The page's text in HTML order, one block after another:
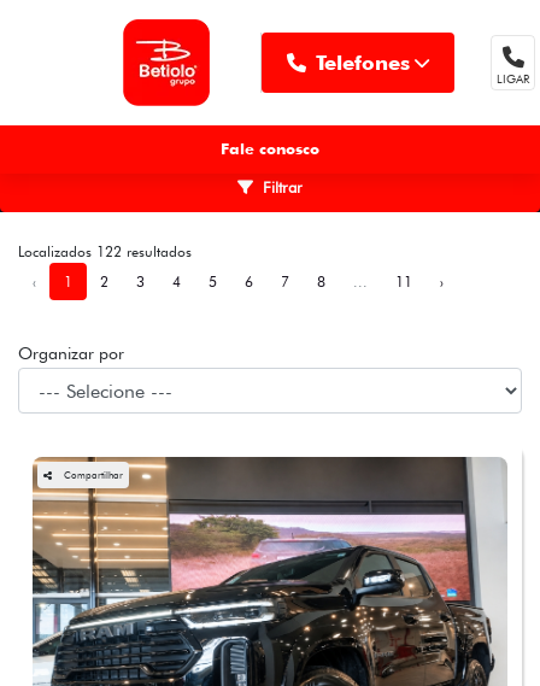
Telefones
LIGAR
Fale conosco
Localizados 122 resultados
‹
1 2 3 4 5 6 7 8 ... 11 ›
Filtrar
Organizar por
Compartilhar